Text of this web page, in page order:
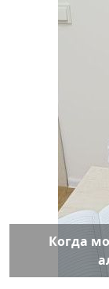
Когда